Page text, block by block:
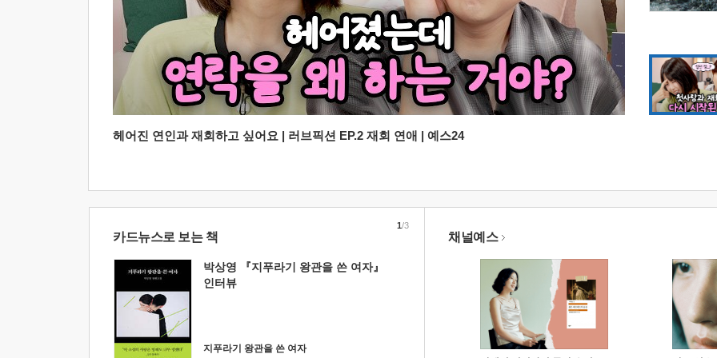
헤어진 연인과 재회하고 싶어요 | 러브픽션 EP.2 재회 연애 | 예스24
카드뉴스로 보는 책
박상영 『지푸라기 왕관을 쓴 여자』
인터뷰
지푸라기 왕관을 쓴 여자
1/3
채널예스